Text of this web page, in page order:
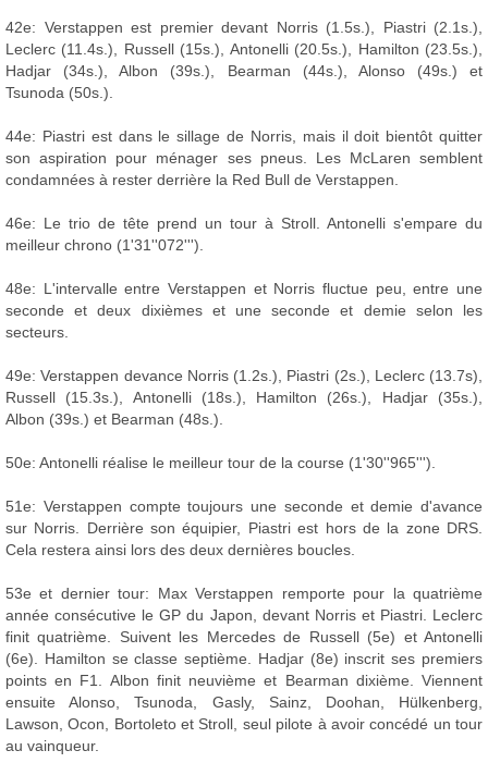
42e: Verstappen est premier devant Norris (1.5s.), Piastri (2.1s.),
Leclerc (11.4s.), Russell (15s.), Antonelli (20.5s.), Hamilton (23.5s.),
Hadjar (34s.), Albon (39s.), Bearman (44s.), Alonso (49s.) et
Tsunoda (50s.).
44e: Piastri est dans le sillage de Norris, mais il doit bientôt quitter
son aspiration pour ménager ses pneus. Les McLaren semblent
condamnées à rester derrière la Red Bull de Verstappen.
46e: Le trio de tête prend un tour à Stroll. Antonelli s'empare du
meilleur chrono (1'31''072''').
48e: L'intervalle entre Verstappen et Norris fluctue peu, entre une
seconde et deux dixièmes et une seconde et demie selon les
secteurs.
49e: Verstappen devance Norris (1.2s.), Piastri (2s.), Leclerc (13.7s),
Russell (15.3s.), Antonelli (18s.), Hamilton (26s.), Hadjar (35s.),
Albon (39s.) et Bearman (48s.).
50e: Antonelli réalise le meilleur tour de la course (1'30''965''').
51e: Verstappen compte toujours une seconde et demie d'avance
sur Norris. Derrière son équipier, Piastri est hors de la zone DRS.
Cela restera ainsi lors des deux dernières boucles.
53e et dernier tour: Max Verstappen remporte pour la quatrième
année consécutive le GP du Japon, devant Norris et Piastri. Leclerc
finit quatrième. Suivent les Mercedes de Russell (5e) et Antonelli
(6e). Hamilton se classe septième. Hadjar (8e) inscrit ses premiers
points en F1. Albon finit neuvième et Bearman dixième. Viennent
ensuite Alonso, Tsunoda, Gasly, Sainz, Doohan, Hülkenberg,
Lawson, Ocon, Bortoleto et Stroll, seul pilote à avoir concédé un tour
au vainqueur.